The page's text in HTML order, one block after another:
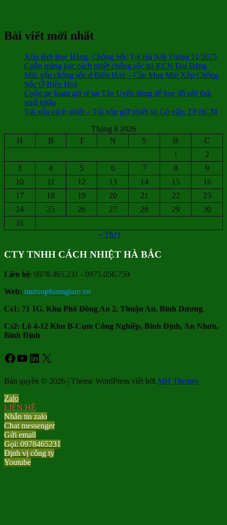
Bài viết mới nhất
Xốp Hơi Bọc Hàng, Chống Sốc Tại Hà Nội Tháng 11/2025
Cuộn màng bạc cách nhiệt chống sốc tại KCN Đại Đăng
Mút xốp chống sốc ở Biên Hoà – Cần Mua Mút Xốp Chống
Sốc Ở Biên Hoà
Cuộn pe foam giá rẻ tại Tân Uyên dùng để bọc đồ nội thất
xuất khẩu
Túi xốp cách nhiệt – Túi xốp giữ nhiệt tại Gò vấp, TP HCM
Tháng 8 2026
H
B T N S B
C
1
2
3
4 5 6 7 8
9
10
11 12 13 14 15
16
17
18 19 20 21 22
23
24
25 26 27 28 29
30
31
« Th11
CTY TNHH CÁCH NHIỆT HÀ BẮC
Liên hệ: 0978.465.231 - 0975.056.759
Web: mutxopfoamgiare.vn
Cs1: 71 1G, Khu Phố Đồng An 2, Thuận An, Bình Dương.
Cs2: Lô 4-12 Khu B-Cụm Công Nghiệp, Bình Định, An Nhơn,
Bình Định
Facebook
Youtube
LinkedIn
X
Bản quyền © 2026 | Theme WordPress viết bởi MH Themes
Zalo
LIÊN HỆ
Nhắn tin zalo
Chat messenger
Gửi email
Gọi: 0978465231
Định vị công ty
Youtube